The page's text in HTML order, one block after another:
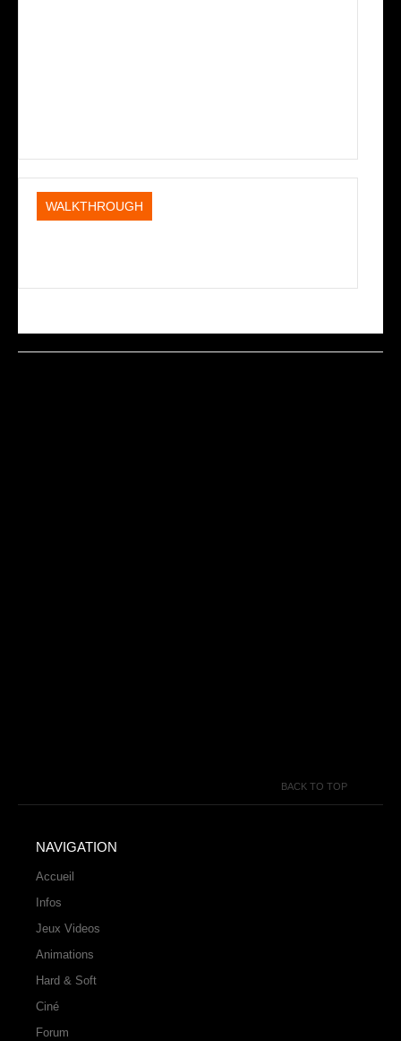
WALKTHROUGH
BACK TO TOP
NAVIGATION
Accueil
Infos
Jeux Videos
Animations
Hard & Soft
Ciné
Forum